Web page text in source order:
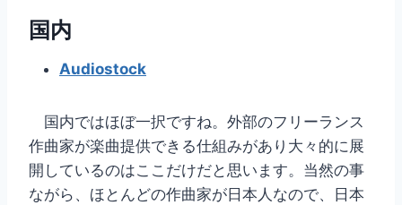
国内
Audiostock
国内ではほぼ一択ですね。外部のフリーランス
作曲家が楽曲提供できる仕組みがあり大々的に展
開しているのはここだけだと思います。当然の事
ながら、ほとんどの作曲家が日本人なので、日本